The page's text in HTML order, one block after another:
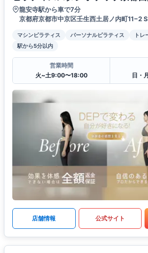
龍安寺駅から車で7分
京都府京都市中京区壬生西土居ノ内町11−2
マシンピラティス パーソナルピラティス
トレ
駅から5分以内
営業時間
火~土9:00〜18:00
日・
店舗情報 公式サイト